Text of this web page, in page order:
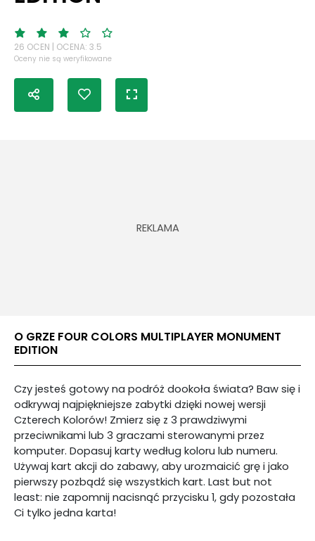
26 OCEN | OCENA: 3.5
Oceny nie są weryfikowane
O GRZE FOUR COLORS MULTIPLAYER MONUMENT
EDITION
Czy jesteś gotowy na podróż dookoła świata? Baw się i
odkrywaj najpiękniejsze zabytki dzięki nowej wersji
Czterech Kolorów! Zmierz się z 3 prawdziwymi
przeciwnikami lub 3 graczami sterowanymi przez
komputer. Dopasuj karty według koloru lub numeru.
Używaj kart akcji do zabawy, aby urozmaicić grę i jako
pierwszy pozbądź się wszystkich kart. Last but not
least: nie zapomnij nacisnąć przycisku 1, gdy pozostała
Ci tylko jedna karta!